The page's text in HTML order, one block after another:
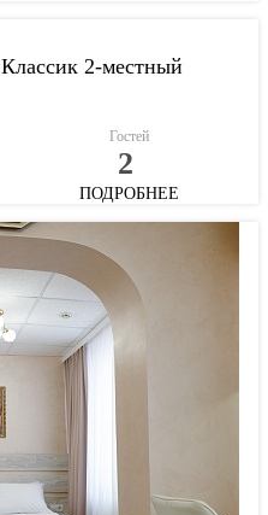
Классик 2-местный
Гостей
2
ПОДРОБНЕЕ